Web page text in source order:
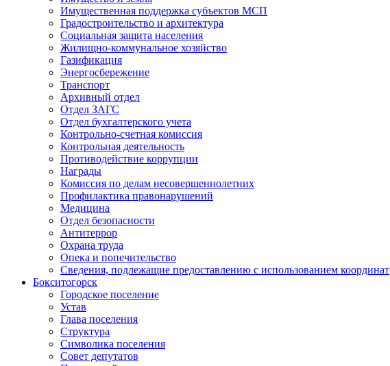
Имущественная поддержка субъектов МСП
Градостроительство и архитектура
Социальная защита населения
Жилищно-коммунальное хозяйство
Газификация
Энергосбережение
Транспорт
Архивный отдел
Отдел ЗАГС
Отдел бухгалтерского учета
Контрольно-счетная комиссия
Контрольная деятельность
Противодействие коррупции
Награды
Комиссия по делам несовершеннолетних
Профилактика правонарушений
Медицина
Отдел безопасности
Антитеррор
Охрана труда
Опека и попечительство
Сведения, подлежащие предоставлению с использованием координат
Бокситогорск
Городское поселение
Устав
Глава поселения
Структура
Символика поселения
Совет депутатов